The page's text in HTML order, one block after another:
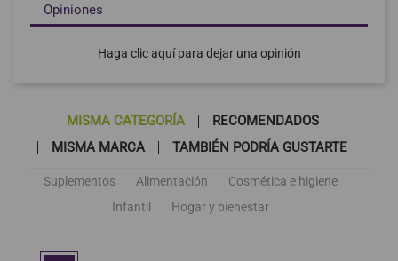
Opiniones
Haga clic aquí para dejar una opinión
MISMA CATEGORÍA
RECOMENDADOS
MISMA MARCA
TAMBIÉN PODRÍA GUSTARTE
Suplementos Alimentación
Cosmética e higiene
Infantil
Hogar y bienestar